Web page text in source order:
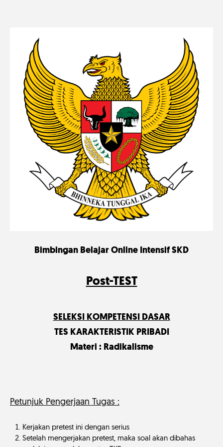
Bimbingan Belajar Online Intensif SKD
Post-TEST
SELEKSI KOMPETENSI DASAR
TES KARAKTERISTIK PRIBADI
Materi : Radikalisme
Petunjuk Pengerjaan Tugas :
Kerjakan pretest ini dengan serius
Setelah mengerjakan pretest, maka soal akan dibahas